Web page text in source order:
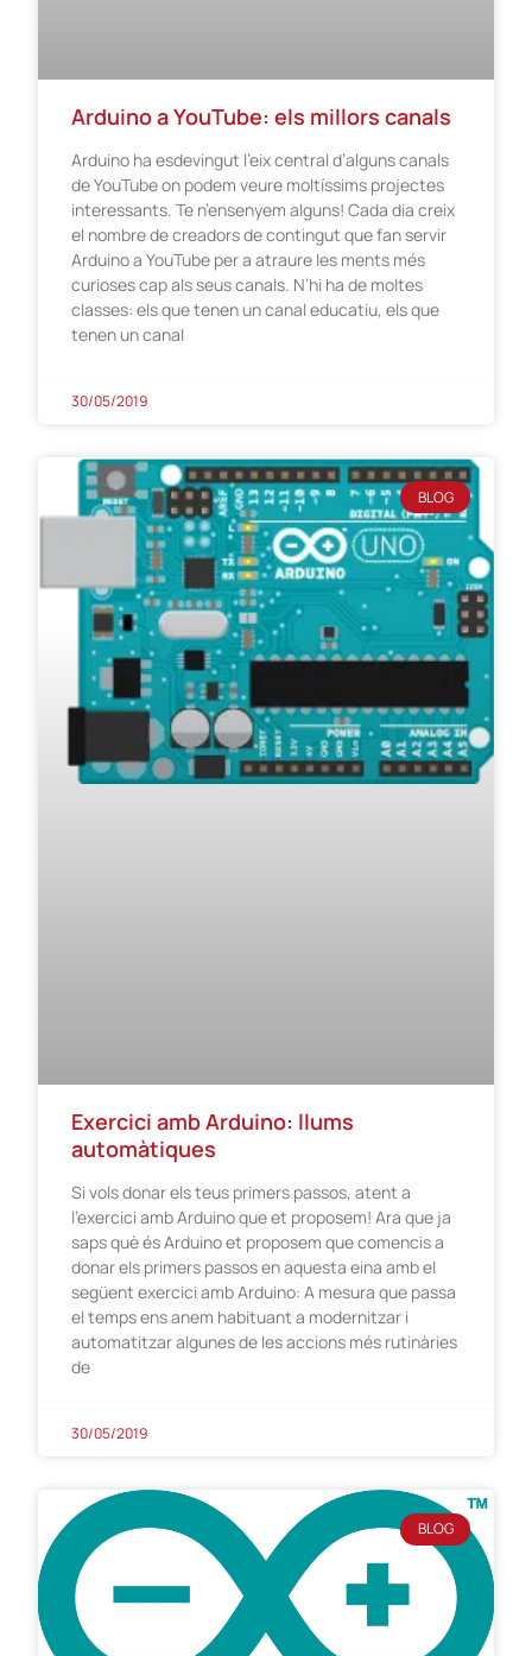
Arduino a YouTube: els millors canals
Arduino ha esdevingut l’eix central d’alguns canals
de YouTube on podem veure moltíssims projectes
interessants. Te n’ensenyem alguns! Cada dia creix
el nombre de creadors de contingut que fan servir
Arduino a YouTube per a atraure les ments més
curioses cap als seus canals. N’hi ha de moltes
classes: els que tenen un canal educatiu, els que
tenen un canal
30/05/2019
BLOG
Exercici amb Arduino: llums
automàtiques
Si vols donar els teus primers passos, atent a
l’exercici amb Arduino que et proposem! Ara que ja
saps què és Arduino et proposem que comencis a
donar els primers passos en aquesta eina amb el
següent exercici amb Arduino: A mesura que passa
el temps ens anem habituant a modernitzar i
automatitzar algunes de les accions més rutinàries
de
30/05/2019
BLOG